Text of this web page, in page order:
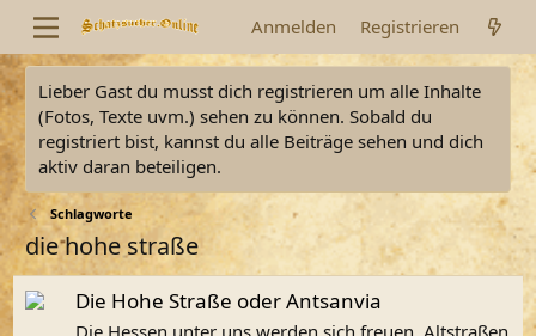
Anmelden Registrieren
Lieber Gast du musst dich registrieren um alle Inhalte
(Fotos, Texte uvm.) sehen zu können. Sobald du
registriert bist, kannst du alle Beiträge sehen und dich
aktiv daran beteiligen.
Schlagworte
die hohe straße
Die Hohe Straße oder Antsanvia